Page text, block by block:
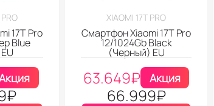
17T Pro
Blue
₽
XIAOMI 17T PRO
Смартфон Xiaomi 17T Pro
12/1024Gb Black
(Черный) EU
63.649₽ Акция
66.999₽